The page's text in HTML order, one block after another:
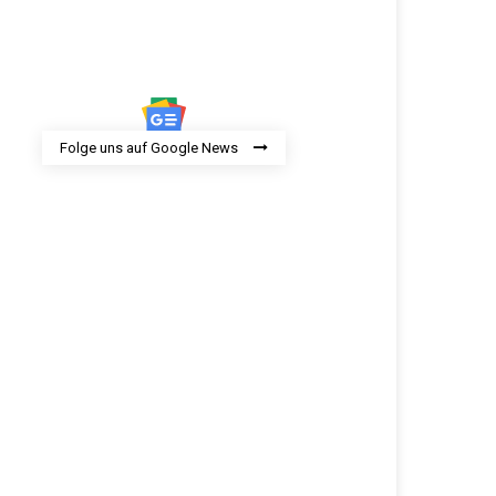
Folge uns auf Google News